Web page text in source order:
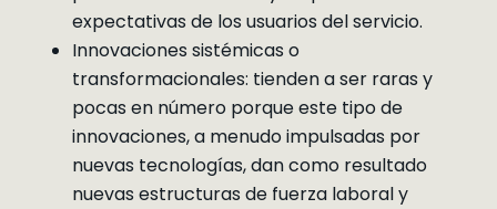
expectativas de los usuarios del servicio.
Innovaciones sistémicas o
transformacionales: tienden a ser raras y
pocas en número porque este tipo de
innovaciones, a menudo impulsadas por
nuevas tecnologías, dan como resultado
nuevas estructuras de fuerza laboral y